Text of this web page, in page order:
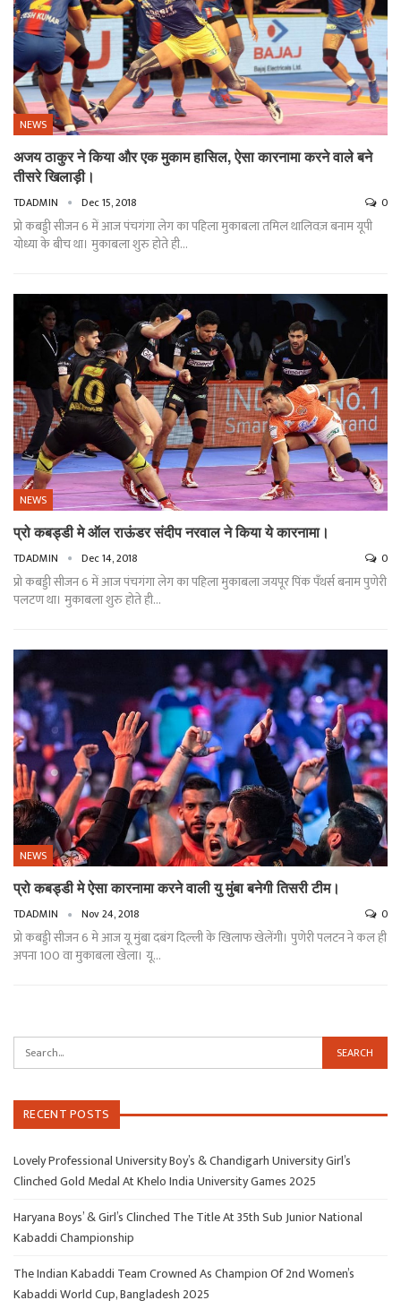
NEWS
अजय ठाकुर ने किया और एक मुकाम हासिल, ऐसा कारनामा करने वाले बने
तीसरे खिलाड़ी।
TDADMIN Dec 15, 2018 0
प्रो कबड्डी सीजन 6 में आज पंचगंगा लेग का पहिला मुकाबला तमिल थालिवज़ बनाम यूपी
योध्या के बीच था। मुकाबला शुरु होते ही…
NEWS
प्रो कबड्डी मे ऑल राऊंडर संदीप नरवाल ने किया ये कारनामा।
TDADMIN Dec 14, 2018 0
प्रो कबड्डी सीजन 6 में आज पंचगंगा लेग का पहिला मुकाबला जयपूर पिंक पँथर्स बनाम पुणेरी
पलटण था। मुकाबला शुरु होते ही…
NEWS
प्रो कबड्डी मे ऐसा कारनामा करने वाली यु मुंबा बनेगी तिसरी टीम।
TDADMIN Nov 24, 2018 0
प्रो कबड्डी सीजन 6 मे आज यू मुंबा दबंग दिल्ली के खिलाफ खेलेंगी। पुणेरी पलटन ने कल ही
अपना 100 वा मुकाबला खेला। यू…
RECENT POSTS
Lovely Professional University Boy’s & Chandigarh University Girl’s
Clinched Gold Medal At Khelo India University Games 2025
Haryana Boys’ & Girl’s Clinched The Title At 35th Sub Junior National
Kabaddi Championship
The Indian Kabaddi Team Crowned As Champion Of 2nd Women’s
Kabaddi World Cup, Bangladesh 2025